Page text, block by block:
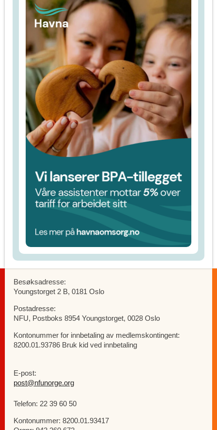
Besøksadresse:
Youngstorget 2 B, 0181 Oslo
Postadresse:
NFU, Postboks 8954 Youngstorget, 0028 Oslo
Kontonummer for innbetaling av medlemskontingent:
8200.01.93786 Bruk kid ved innbetaling
E-post:
post@nfunorge.org
Telefon: 22 39 60 50
Kontonummer: 8200.01.93417